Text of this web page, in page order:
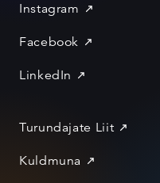
Instagram
Facebook
LinkedIn
Turundajate Liit
Kuldmuna